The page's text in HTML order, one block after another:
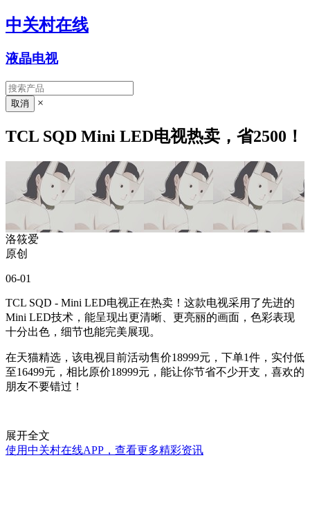
中关村在线
液晶电视
×
TCL SQD Mini LED电视热卖，省2500！
洛筱爱
原创
06-01
TCL SQD - Mini LED电视正在热卖！这款电视采用了先进的
Mini LED技术，能呈现出更清晰、更亮丽的画面，色彩表现
十分出色，细节也能完美展现。
在天猫精选，该电视目前活动售价18999元，下单1件，实付低
至16499元，相比原价18999元，能让你节省不少开支，喜欢的
朋友不要错过！
展开全文
使用中关村在线APP，查看更多精彩资讯